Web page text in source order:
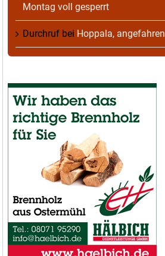
Montag voll gesperrt
Durchruf bei Hoppala, angefahren